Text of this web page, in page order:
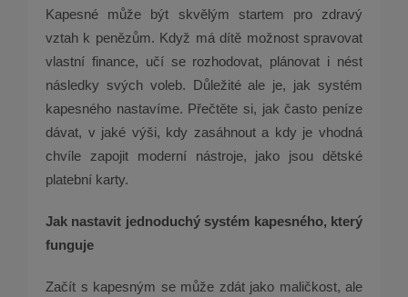
Kapesné může být skvělým startem pro zdravý
vztah k penězům. Když má dítě možnost spravovat
vlastní finance, učí se rozhodovat, plánovat i nést
následky svých voleb. Důležité ale je, jak systém
kapesného nastavíme. Přečtěte si, jak často peníze
dávat, v jaké výši, kdy zasáhnout a kdy je vhodná
chvíle zapojit moderní nástroje, jako jsou dětské
platební karty.
Jak nastavit jednoduchý systém kapesného, který
funguje
Začít s kapesným se může zdát jako maličkost, ale